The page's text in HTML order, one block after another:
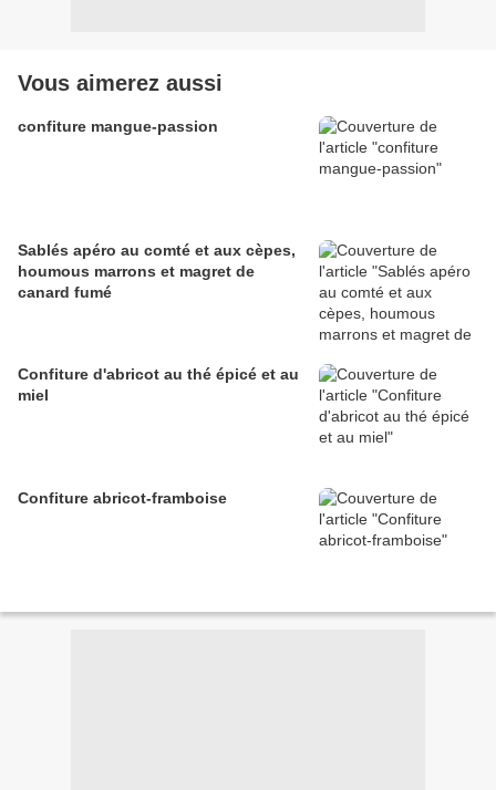
Vous aimerez aussi
confiture mangue-passion
Sablés apéro au comté et aux cèpes,
houmous marrons et magret de
canard fumé
Confiture d'abricot au thé épicé et au
miel
Confiture abricot-framboise